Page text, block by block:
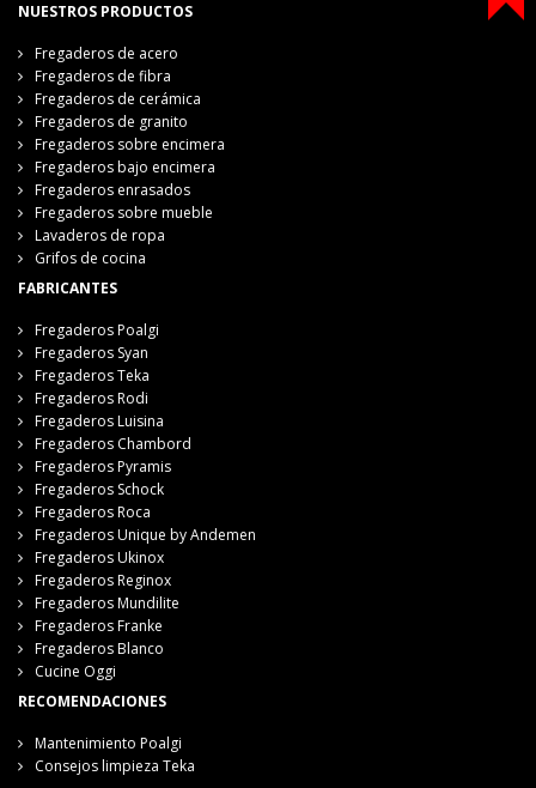
NUESTROS PRODUCTOS
Fregaderos de acero
Fregaderos de fibra
Fregaderos de cerámica
Fregaderos de granito
Fregaderos sobre encimera
Fregaderos bajo encimera
Fregaderos enrasados
Fregaderos sobre mueble
Lavaderos de ropa
Grifos de cocina
FABRICANTES
Fregaderos Poalgi
Fregaderos Syan
Fregaderos Teka
Fregaderos Rodi
Fregaderos Luisina
Fregaderos Chambord
Fregaderos Pyramis
Fregaderos Schock
Fregaderos Roca
Fregaderos Unique by Andemen
Fregaderos Ukinox
Fregaderos Reginox
Fregaderos Mundilite
Fregaderos Franke
Fregaderos Blanco
Cucine Oggi
RECOMENDACIONES
Mantenimiento Poalgi
Consejos limpieza Teka